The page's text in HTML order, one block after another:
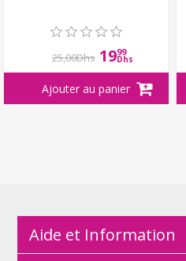
25,00Dhs 1999
Dhs
Aide et Information